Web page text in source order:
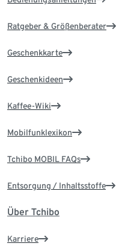
Ratgeber & Größenberater
Geschenkkarte
Geschenkideen
Kaffee-Wiki
Mobilfunklexikon
Tchibo MOBIL FAQs
Entsorgung / Inhaltsstoffe
Über Tchibo
Karriere